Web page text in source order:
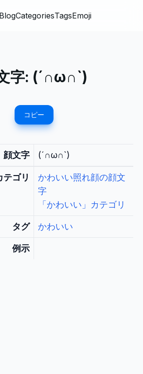
BlogCategoriesTagsEmoji
字: (´∩ω∩`)
コピー
顔文字 (´∩ω∩`)
テゴリ
かわいい照れ顔の顔文
字
「かわいい」カテゴリ
タグ かわいい
例示